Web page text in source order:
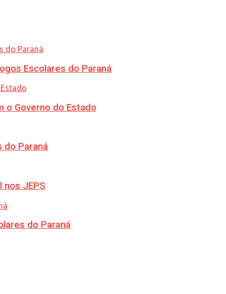
Escolares do Paraná
o Governo do Estado
do Paraná
JEPS
do Paraná